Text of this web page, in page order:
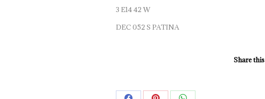
3 E14 42 W
DEC 052 S PATINA
Share this